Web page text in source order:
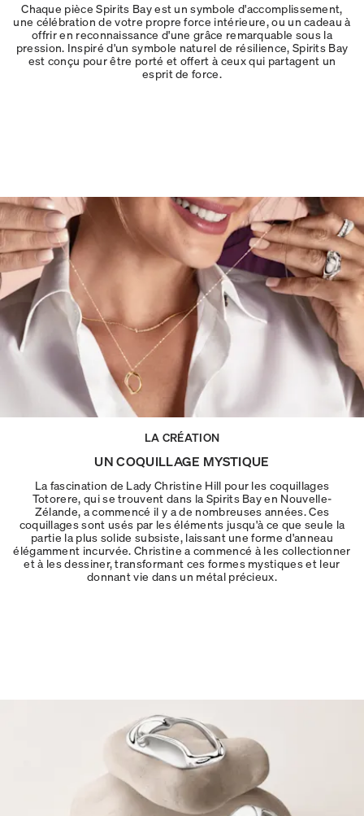
Chaque pièce Spirits Bay est un symbole d'accomplissement,
une célébration de votre propre force intérieure, ou un cadeau à
offrir en reconnaissance d'une grâce remarquable sous la
pression. Inspiré d'un symbole naturel de résilience, Spirits Bay
est conçu pour être porté et offert à ceux qui partagent un
esprit de force.
LA CRÉATION
UN COQUILLAGE MYSTIQUE
La fascination de Lady Christine Hill pour les coquillages
Totorere, qui se trouvent dans la Spirits Bay en Nouvelle-
Zélande, a commencé il y a de nombreuses années. Ces
coquillages sont usés par les éléments jusqu'à ce que seule la
partie la plus solide subsiste, laissant une forme d'anneau
élégamment incurvée. Christine a commencé à les collectionner
et à les dessiner, transformant ces formes mystiques et leur
donnant vie dans un métal précieux.